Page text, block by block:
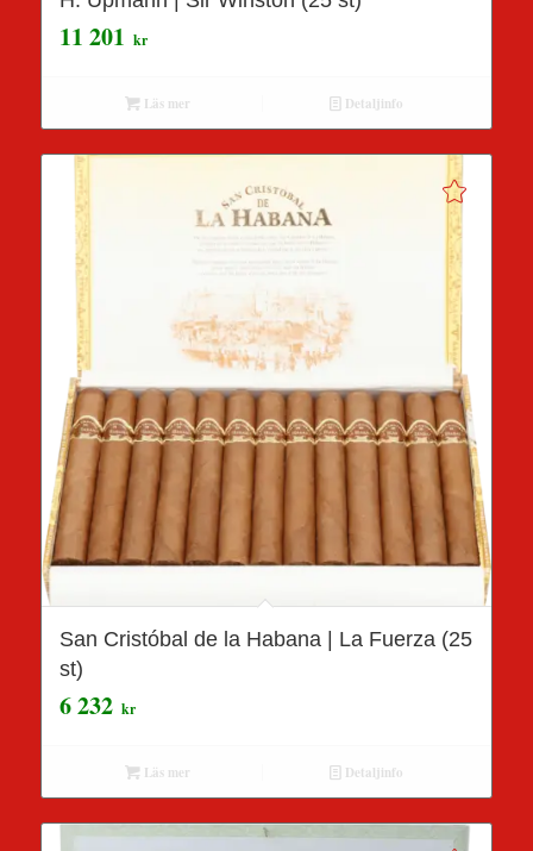
11 201 kr
Läs mer Detaljinfo
San Cristóbal de la Habana | La Fuerza (25
st)
6 232 kr
Läs mer Detaljinfo